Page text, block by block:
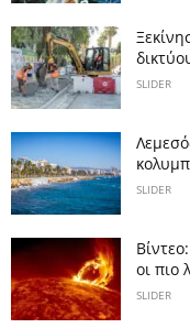
SLIDER
SLIDER
οι πιο
SLIDER